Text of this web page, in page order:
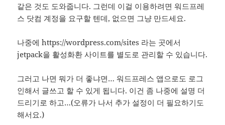
같은 것도 도와줍니다. 그런데 이걸 이용하려면 워드프레
스 닷컴 계정을 요구할 텐데, 없으면 그냥 만드세요.
나중에 https://wordpress.com/sites 라는 곳에서
jetpack을 활성화환 사이트를 별도로 관리할 수 있습니다.
그러고 나면 뭐가 더 좋냐면… 워드프레스 앱으로도 로그
인해서 글쓰고 할 수 있게 됩니다. 이건 좀 나중에 설명 더
드리기로 하고…(오류가 나서 추가 설정이 더 필요하기도
해서요.)